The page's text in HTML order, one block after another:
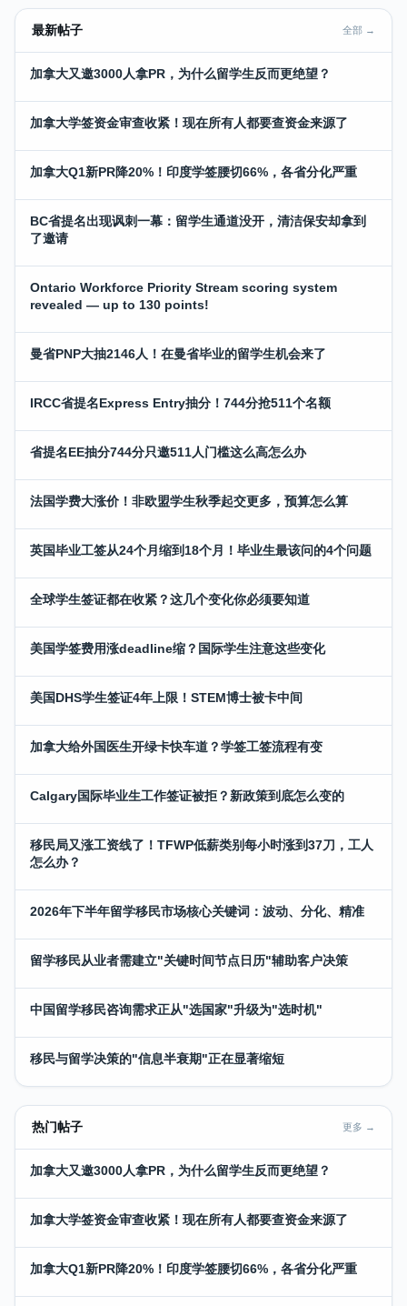
最新帖子 全部 →
加拿大又邀3000人拿PR，为什么留学生反而更绝望？
加拿大学签资金审查收紧！现在所有人都要查资金来源了
加拿大Q1新PR降20%！印度学签腰切66%，各省分化严重
BC省提名出现讽刺一幕：留学生通道没开，清洁保安却拿到
了邀请
Ontario Workforce Priority Stream scoring system
revealed — up to 130 points!
曼省PNP大抽2146人！在曼省毕业的留学生机会来了
IRCC省提名Express Entry抽分！744分抢511个名额
省提名EE抽分744分只邀511人门槛这么高怎么办
法国学费大涨价！非欧盟学生秋季起交更多，预算怎么算
英国毕业工签从24个月缩到18个月！毕业生最该问的4个问题
全球学生签证都在收紧？这几个变化你必须要知道
美国学签费用涨deadline缩？国际学生注意这些变化
美国DHS学生签证4年上限！STEM博士被卡中间
加拿大给外国医生开绿卡快车道？学签工签流程有变
Calgary国际毕业生工作签证被拒？新政策到底怎么变的
移民局又涨工资线了！TFWP低薪类别每小时涨到37刀，工人
怎么办？
2026年下半年留学移民市场核心关键词：波动、分化、精准
留学移民从业者需建立"关键时间节点日历"辅助客户决策
中国留学移民咨询需求正从"选国家"升级为"选时机"
移民与留学决策的"信息半衰期"正在显著缩短
热门帖子 更多 →
加拿大又邀3000人拿PR，为什么留学生反而更绝望？
加拿大学签资金审查收紧！现在所有人都要查资金来源了
加拿大Q1新PR降20%！印度学签腰切66%，各省分化严重